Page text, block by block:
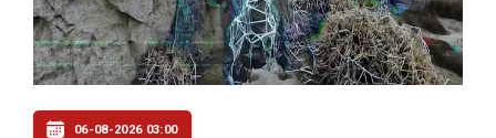
06-08-2026 03:00